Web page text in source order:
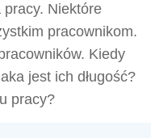
Niektóre
pracownikom.
Kiedy
jest ich długość?
pracy?